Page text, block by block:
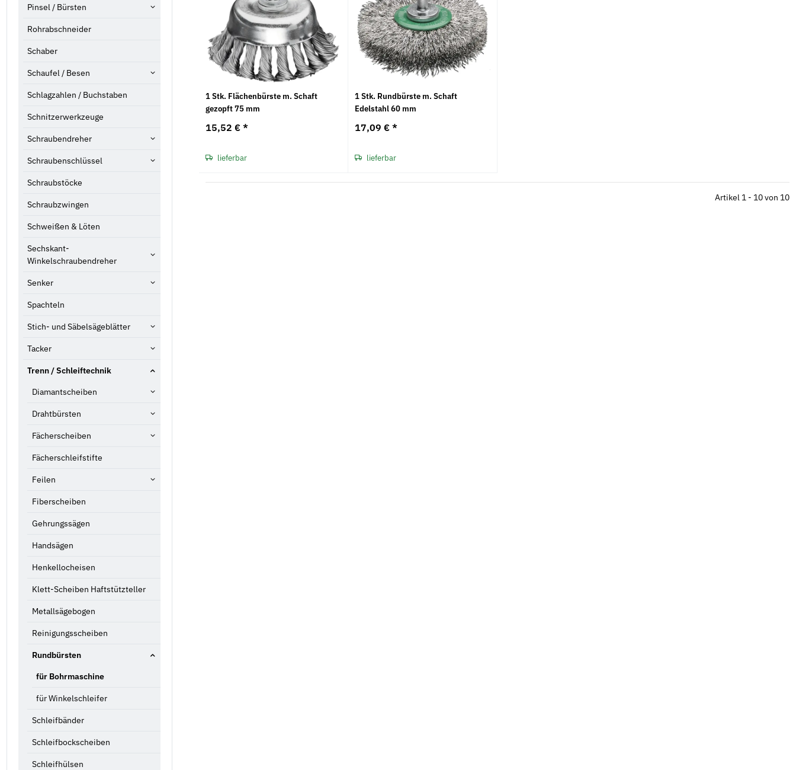
1 Stk. Flächenbürste m. Schaft
gezopft 75 mm
15,52 €*
lieferbar
1 Stk. Rundbürste m. Schaft
Edelstahl 60 mm
17,09 €*
lieferbar
Artikel 1 - 10 von 10
Pinsel / Bürsten
Rohrabschneider
Schaber
Schaufel / Besen
Schlagzahlen / Buchstaben
Schnitzerwerkzeuge
Schraubendreher
Schraubenschlüssel
Schraubstöcke
Schraubzwingen
Schweißen & Löten
Sechskant-
Winkelschraubendreher
Senker
Spachteln
Stich- und Säbelsägeblätter
Tacker
Trenn / Schleiftechnik
Diamantscheiben
Drahtbürsten
Fächerscheiben
Fächerschleifstifte
Feilen
Fiberscheiben
Gehrungssägen
Handsägen
Henkellocheisen
Klett-Scheiben Haftstützteller
Metallsägebogen
Reinigungsscheiben
Rundbürsten
für Bohrmaschine
für Winkelschleifer
Schleifbänder
Schleifbockscheiben
Schleifhülsen